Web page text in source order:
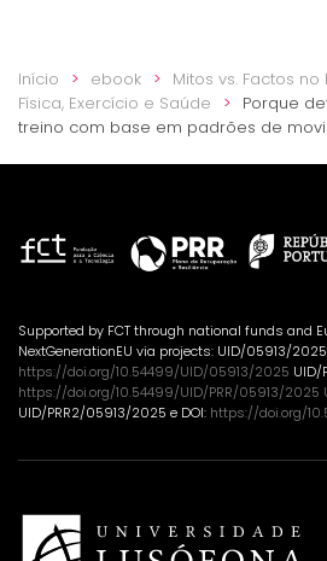
Início ebook
Mitos vs. Factos
Física, Exercício e Saúde
Porque
treino com base em padrões de
Supported by FCT through national funds and
NextGenerationEU via projects: UID/05913/
https://doi.org/10.54499/UID/05913/2025 UID/
https://doi.org/10.54499/UID/PRR/05913/2025
UID/PRR2/05913/2025 e DOI: https://doi.org/